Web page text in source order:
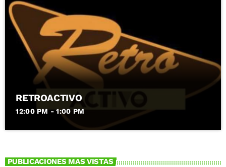
RETROACTIVO
12:00 PM - 1:00 PM
PUBLICACIONES MAS VISTAS